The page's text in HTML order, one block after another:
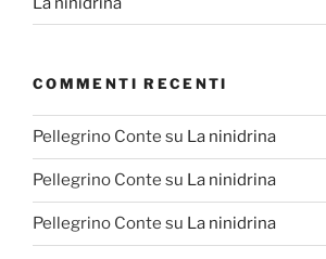
COMMENTI RECENTI
Pellegrino Conte su La ninidrina
Pellegrino Conte su La ninidrina
Pellegrino Conte su La ninidrina